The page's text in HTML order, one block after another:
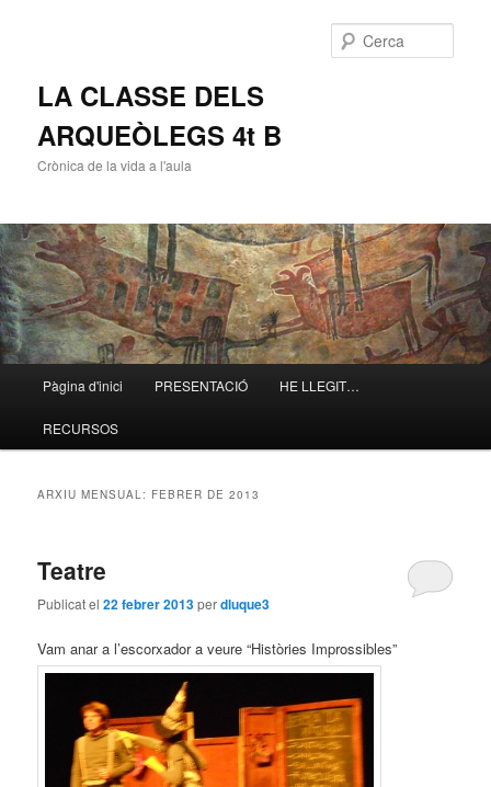
LA CLASSE DELS
ARQUEÒLEGS 4t B
Crònica de la vida a l'aula
Aneu
al
Aneu
al
Pàgina d'inici PRESENTACIÓ HE LLEGIT…
RECURSOS
ARXIU MENSUAL: FEBRER DE 2013
Teatre
Publicat el22 febrer 2013perdluque3
Vam anar a l’escorxador a veure “Històries Improssibles”